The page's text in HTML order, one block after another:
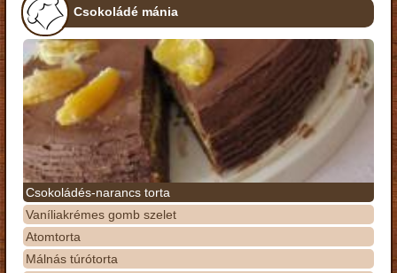
Csokoládé mánia
Csokoládés-narancs torta
Vaníliakrémes gomb szelet
Atomtorta
Málnás túrótorta